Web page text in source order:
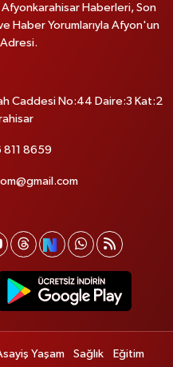
Haberleri, Son
Haber Yorumlarıyla Afyon'un
Caddesi No:44 Daire:3 Kat:2
8659
Yaşam Sağlık
Eğitim